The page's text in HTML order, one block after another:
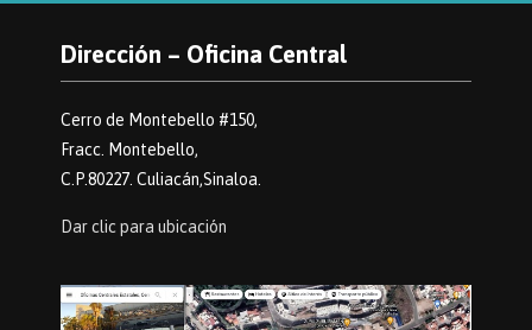
Dirección – Oficina Central
Cerro de Montebello #150,
Fracc. Montebello,
C.P.80227. Culiacán,Sinaloa.
Dar clic para ubicación